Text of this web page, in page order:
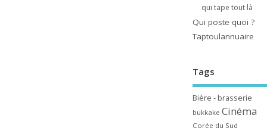
qui tape tout là
Qui poste quoi ?
Taptoulannuaire
Tags
Bière - brasserie
bukkake Cinéma
Corée du Sud